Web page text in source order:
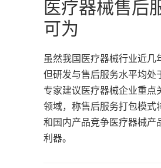
医疗器械售后
可为
虽然我国医疗器械行业近几
但研发与售后服务水平均处
专家建议医疗器械企业重点
领域，称售后服务打包模式
和国内产品竞争医疗器械产
利器。